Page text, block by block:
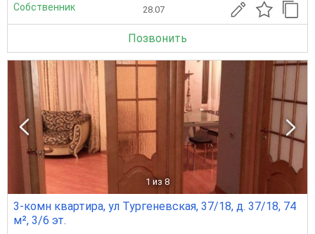
Собственник 28.07
Позвонить
1 из 8
3-комн квартира, ул Тургеневская, 37/18, д. 37/18, 74
м², 3/6 эт.